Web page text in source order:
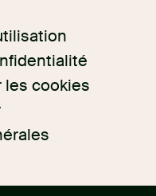
les cookies